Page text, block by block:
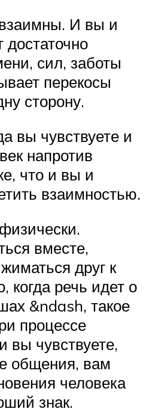
И вы и
достаточно
сил, заботы
перекосы
сторону.
вы чувствуете и
напротив
что и вы и
взаимностью.
вместе,
друг к
когда речь идет о
&ndash, такое
процессе
вы чувствуете,
общения, вам
человека
знак.